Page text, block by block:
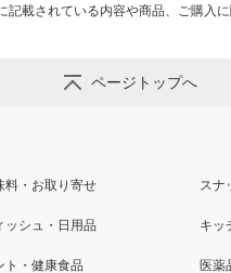
載されている内容や商品、ご購入
ページトップへ
料・お取り寄せ スナ
ッシュ・日用品 キッ
ト・健康食品 医薬